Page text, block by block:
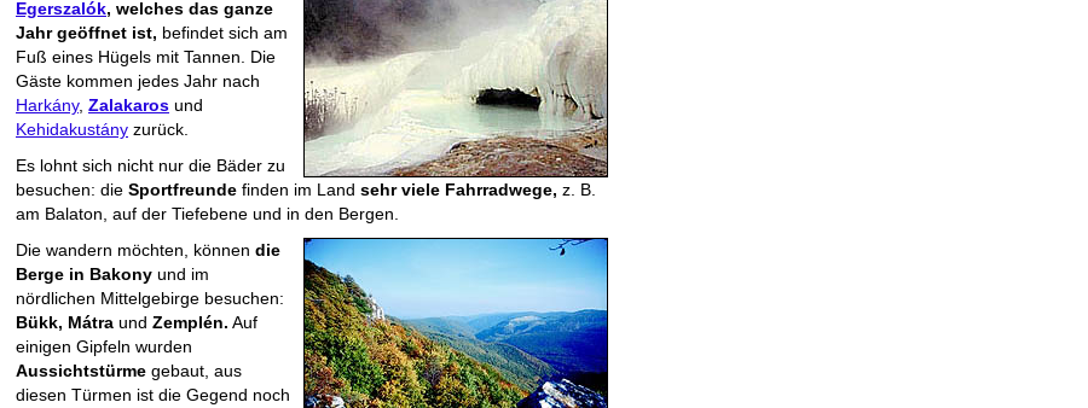
Egerszalók, welches das ganze
Jahr geöffnet ist, befindet sich am
Fuß eines Hügels mit Tannen. Die
Gäste kommen jedes Jahr nach
Harkány, Zalakaros und
Kehidakustány zurück.
Es lohnt sich nicht nur die Bäder zu
besuchen: die Sportfreunde finden im Land sehr viele Fahrradwege, z. B.
am Balaton, auf der Tiefebene und in den Bergen.
Die wandern möchten, können die
Berge in Bakony und im
nördlichen Mittelgebirge besuchen:
Bükk, Mátra und Zemplén. Auf
einigen Gipfeln wurden
Aussichtstürme gebaut, aus
diesen Türmen ist die Gegend noch